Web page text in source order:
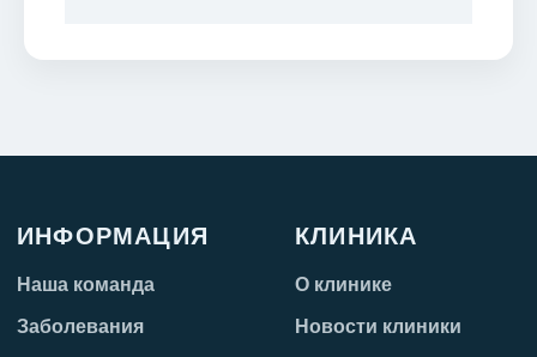
ИНФОРМАЦИЯ
Наша команда
Заболевания
КЛИНИКА
О клинике
Новости клиники